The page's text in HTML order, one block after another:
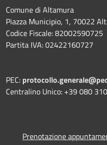
Comune di Altamura
Piazza Municipio, 1, 70022
Codice Fiscale: 82002590725
Partita IVA: 02422160727
PEC:
Centralino Unico: +39 080
Prenotazione